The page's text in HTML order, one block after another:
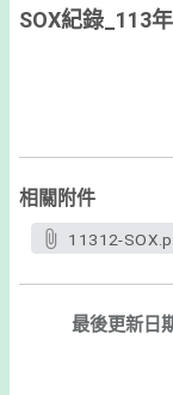
SOX紀錄_113
相關附件
11312-
最後更新日